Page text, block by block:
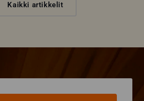
Kaikki artikkelit